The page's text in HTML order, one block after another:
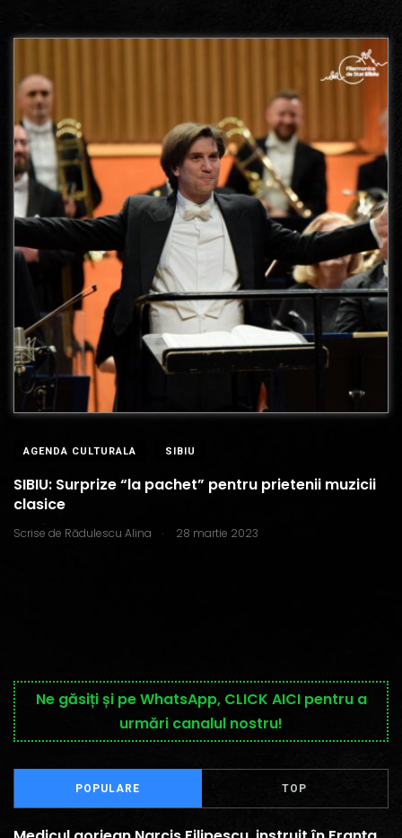
AGENDA CULTURALA SIBIU
SIBIU: Surprize “la pachet” pentru prietenii muzicii
clasice
Scrise de Rădulescu Alina . 28 martie 2023
Ne găsiți și pe WhatsApp, CLICK AICI pentru a
urmări canalul nostru!
POPULARE TOP